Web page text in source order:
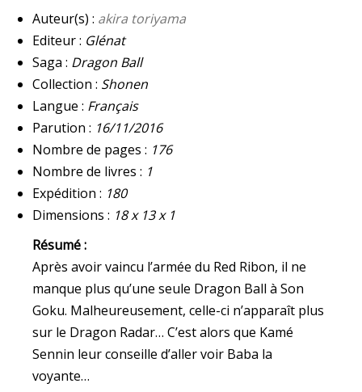
Auteur(s) : akira toriyama
Editeur : Glénat
Saga : Dragon Ball
Collection : Shonen
Langue : Français
Parution : 16/11/2016
Nombre de pages : 176
Nombre de livres : 1
Expédition : 180
Dimensions : 18 x 13 x 1
Résumé :
Après avoir vaincu l’armée du Red Ribon, il ne
manque plus qu’une seule Dragon Ball à Son
Goku. Malheureusement, celle-ci n’apparaît plus
sur le Dragon Radar… C’est alors que Kamé
Sennin leur conseille d’aller voir Baba la
voyante…